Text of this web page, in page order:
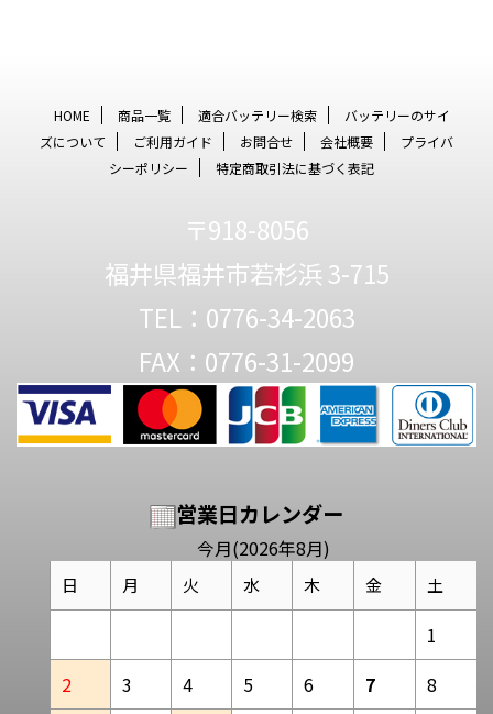
HOME 商品一覧 適合バッテリー検索
バッテリーのサイ
ズについて
ご利用ガイド お問合せ 会社概要
プライバ
シーポリシー
特定商取引法に基づく表記
〒918-8056
福井県福井市若杉浜 3-715
TEL：0776-34-2063
FAX：0776-31-2099
営業日カレンダー
今月(2026年8月)
日 月 火 水 木 金 土
1
2
3 4 5 6 7
8